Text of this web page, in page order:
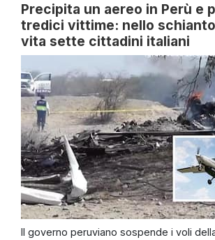
Precipita un aereo in Perù e
tredici vittime: nello
vita sette cittadini italiani
Il governo peruviano sospende i voli